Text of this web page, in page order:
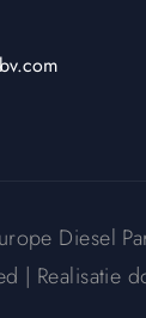
Diesel
| Realisatie